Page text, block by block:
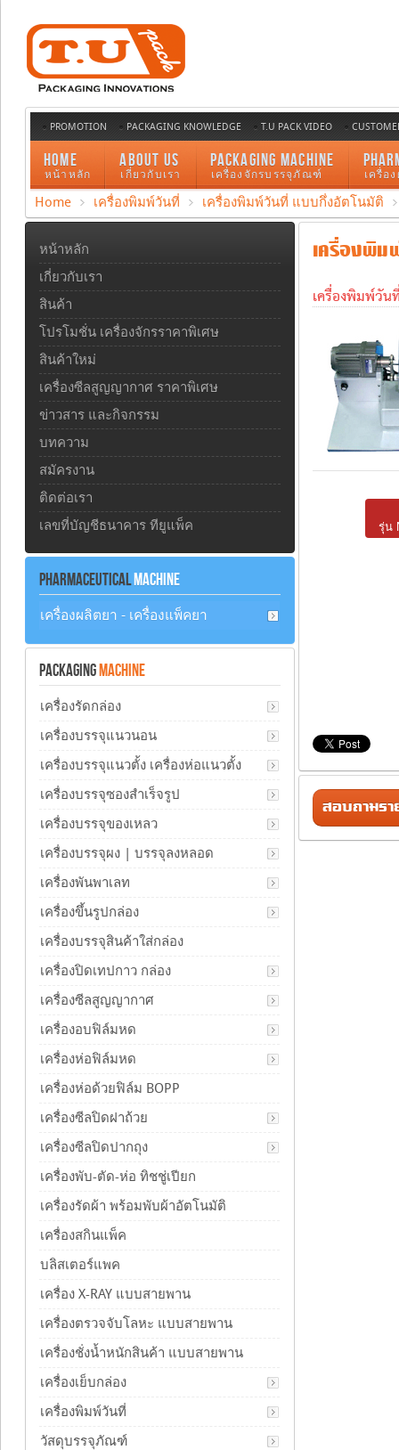
PROMOTION PACKAGING KNOWLEDGE T.U PACK VIDEO
HOME
หน้าหลัก
ABOUT US
เกี่ยวกับเรา
PACKAGING MACHINE
เครื่องจักรบรรจุภัณฑ์ เครื่อ
Home เครื่องพิมพ์วันที่ เครื่องพิมพ์วันที่ แบบกึ่งอัตโนมัติ
เครื่องพิม
เครื่องพิมพ์วั
รุ่น
สอบถามรา
หน้าหลัก
เกี่ยวกับเรา
สินค้า
โปรโมชั่น เครื่องจักรราคาพิเศษ
สินค้าใหม่
เครื่องซีลสูญญากาศ ราคาพิเศษ
ข่าวสาร และกิจกรรม
บทความ
สมัครงาน
ติดต่อเรา
เลขที่บัญชีธนาคาร ทียูแพ็ค
PHARMACEUTICALMACHINE
เครื่องผลิตยา - เครื่องแพ็คยา
PACKAGING MACHINE
เครื่องรัดกล่อง
เครื่องบรรจุแนวนอน
เครื่องบรรจุแนวตั้ง เครื่องห่อแนวตั้ง
เครื่องบรรจุซองสำเร็จรูป
เครื่องบรรจุของเหลว
เครื่องบรรจุผง | บรรจุลงหลอด
เครื่องพันพาเลท
เครื่องขึ้นรูปกล่อง
เครื่องบรรจุสินค้าใส่กล่อง
เครื่องปิดเทปกาว กล่อง
เครื่องซีลสูญญากาศ
เครื่องอบฟิล์มหด
เครื่องห่อฟิล์มหด
เครื่องห่อด้วยฟิล์ม BOPP
เครื่องซีลปิดฝาถ้วย
เครื่องซีลปิดปากถุง
เครื่องพับ-ตัด-ห่อ ทิชชู่เปียก
เครื่องรัดผ้า พร้อมพับผ้าอัตโนมัติ
เครื่องสกินแพ็ค
บลิสเตอร์แพค
เครื่อง X-RAY แบบสายพาน
เครื่องตรวจจับโลหะ แบบสายพาน
เครื่องชั่งน้ำหนักสินค้า แบบสายพาน
เครื่องเย็บกล่อง
เครื่องพิมพ์วันที่
วัสดุบรรจุภัณฑ์